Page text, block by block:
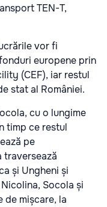
TEN-T,
vor fi
europene prin
(CEF), iar restul
stat al României.
cu o lungime
timp ce restul
pe
și Ungheni și
Socola și
de mișcare, la